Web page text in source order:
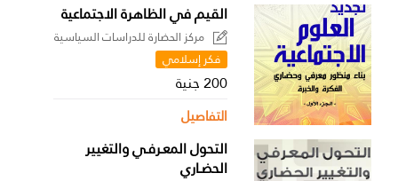
القيم في الظاهرة الاجتماعية
مركز الحضارة للدراسات السياسية
فكر إسلامي
200 جنية
التفاصيل
التحول المعـرفـي والتغيير
الحضـاري